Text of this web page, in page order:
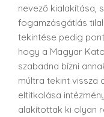
nevező kialakítása,
fogamzásgátlás
tekintése pedig
hogy a Magyar
szabadna bízni
múltra tekint vissza
eltitkolása
alakítottak ki olyan